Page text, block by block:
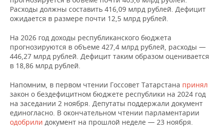
ФИГУРНОЕ КАТАНИЕ
ВОДНЫЕ ВИДЫ СПОРТА
ХОККЕЙ С МЯЧОМ
МЕДИЦИНА
ОБРАЗОВАНИЕ
ПРОИСШЕСТВИЯ
Расходы должны составить 416,09 млрд рублей. Дефицит
ожидается в размере почти 12,5 млрд рублей.
На 2026 год доходы республиканского бюджета
прогнозируются в объеме 427,4 млрд рублей, расходы —
446,27 млрд рублей. Дефицит таким образом оценивается
в 18,86 млрд рублей.
Напомним, в первом чтении Госсовет Татарстана принял
закон о бездефицитном бюджете республики на 2024 год
на заседании 2 ноября. Депутаты поддержали документ
единогласно. В окончательном чтении парламентарии
одобрили документ на прошлой неделе — 23 ноября.